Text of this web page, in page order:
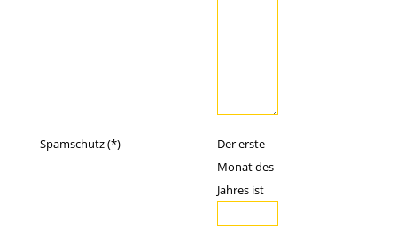
Spamschutz (*)
Der erste
Monat des
Jahres ist